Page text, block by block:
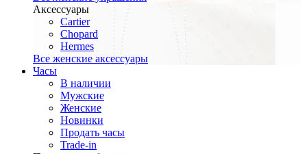
Аксессуары
Cartier
Chopard
Hermes
Все женские аксессуары
Часы
В наличии
Мужские
Женские
Новинки
Продать часы
Trade-in